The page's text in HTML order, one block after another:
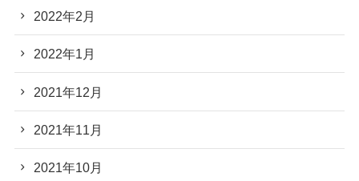
2022年2月
2022年1月
2021年12月
2021年11月
2021年10月